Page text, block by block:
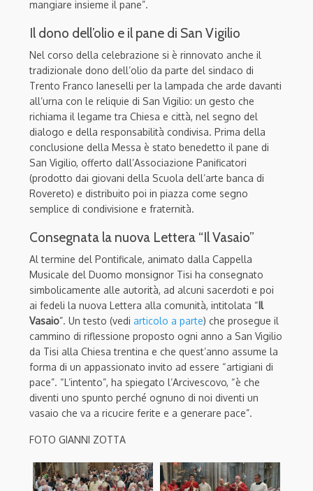
mangiare insieme il pane”.
Il dono dell’olio e il pane di San Vigilio
Nel corso della celebrazione si è rinnovato anche il
tradizionale dono dell’olio da parte del sindaco di
Trento Franco Ianeselli per la lampada che arde davanti
all’urna con le reliquie di San Vigilio: un gesto che
richiama il legame tra Chiesa e città, nel segno del
dialogo e della responsabilità condivisa. Prima della
conclusione della Messa è stato benedetto il pane di
San Vigilio, offerto dall’Associazione Panificatori
(prodotto dai giovani della Scuola dell’arte banca di
Rovereto) e distribuito poi in piazza come segno
semplice di condivisione e fraternità.
Consegnata la nuova Lettera “Il Vasaio”
Al termine del Pontificale, animato dalla Cappella
Musicale del Duomo monsignor Tisi ha consegnato
simbolicamente alle autorità, ad alcuni sacerdoti e poi
ai fedeli la nuova Lettera alla comunità, intitolata “Il
Vasaio”. Un testo (vedi articolo a parte) che prosegue il
cammino di riflessione proposto ogni anno a San Vigilio
da Tisi alla Chiesa trentina e che quest’anno assume la
forma di un appassionato invito ad essere “artigiani di
pace”. “L’intento”, ha spiegato l’Arcivescovo, “è che
diventi uno spunto perché ognuno di noi diventi un
vasaio che va a ricucire ferite e a generare pace”.
FOTO GIANNI ZOTTA